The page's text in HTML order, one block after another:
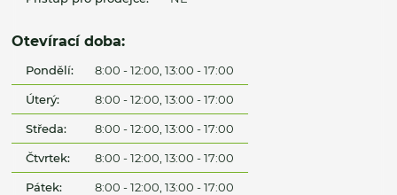
Otevírací doba:
Pondělí: 8:00 - 12:00, 13:00 - 17:00
Úterý: 8:00 - 12:00, 13:00 - 17:00
Středa: 8:00 - 12:00, 13:00 - 17:00
Čtvrtek: 8:00 - 12:00, 13:00 - 17:00
Pátek: 8:00 - 12:00, 13:00 - 17:00